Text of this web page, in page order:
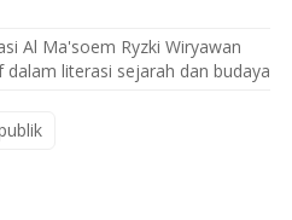
Al Ma'soem Ryzki Wiryawan
literasi sejarah dan budaya